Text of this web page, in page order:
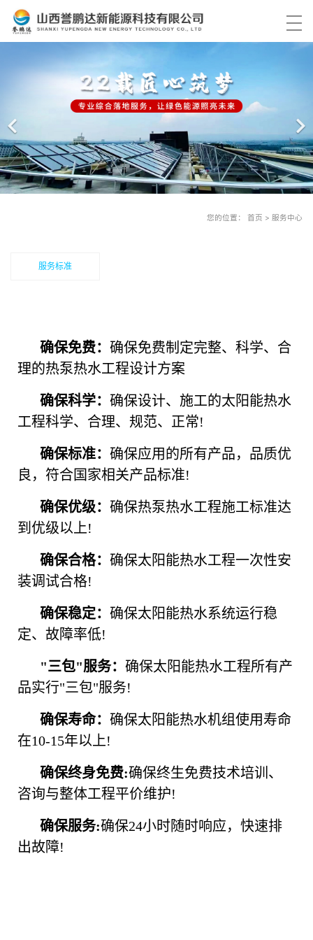
您的位置： 首页 > 服务中心
服务标准
确保免费： 确保免费制定完整、科学、合
理的热泵热水工程设计方案
确保科学： 确保设计、施工的太阳能热水
工程科学、合理、规范、正常!
确保标准： 确保应用的所有产品，品质优
良，符合国家相关产品标准!
确保优级： 确保热泵热水工程施工标准达
到优级以上!
确保合格： 确保太阳能热水工程一次性安
装调试合格!
确保稳定： 确保太阳能热水系统运行稳
定、故障率低!
"三包"服务： 确保太阳能热水工程所有产
品实行"三包"服务!
确保寿命： 确保太阳能热水机组使用寿命
在10-15年以上!
确保终身免费:确保终生免费技术培训、
咨询与整体工程平价维护!
确保服务:确保24小时随时响应，快速排
出故障!